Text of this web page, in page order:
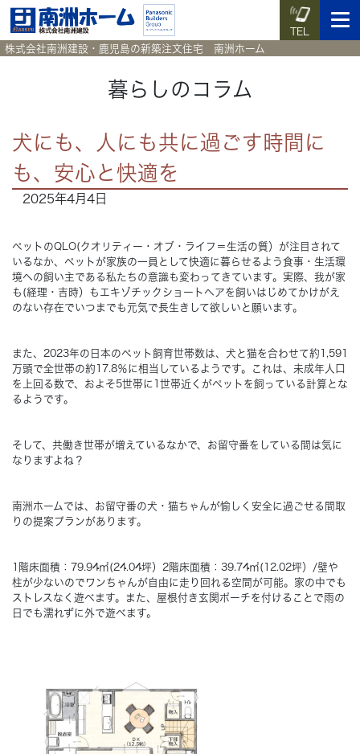
TEL
HOME ホーム
Works 施工実例集
Voice お客様の声
Blog 暮らしのコラム
Concept
Techno EX テクノストラクチャーEX
株式会社南洲建設・鹿児島の新築注文住宅 南洲ホーム
暮らしのコラム
犬にも、人にも共に過ごす時間に
も、安心と快適を
2025年4月4日
ペットのQLO(クオリティー・オブ・ライフ＝生活の質）が注目されて
いるなか、ペットが家族の一員として快適に暮らせるよう食事・生活環
境への飼い主である私たちの意識も変わってきています。実際、我が家
も(経理・吉時）もエキゾチックショートヘアを飼いはじめてかけがえ
のない存在でいつまでも元気で長生きして欲しいと願います。
また、2023年の日本のペット飼育世帯数は、犬と猫を合わせて約1,591
万頭で全世帯の約17.8％に相当しているようです。これは、未成年人口
を上回る数で、およそ5世帯に1世帯近くがペットを飼っている計算とな
るようです。
そして、共働き世帯が増えているなかで、お留守番をしている間は気に
なりますよね？
南洲ホームでは、お留守番の犬・猫ちゃんが愉しく安全に過ごせる間取
りの提案プランがあります。
1階床面積：79.94㎡(24.04坪）2階床面積：39.74㎡(12.02坪）/壁や
柱が少ないのでワンちゃんが自由に走り回れる空間が可能。家の中でも
ストレスなく遊べます。また、屋根付き玄関ポーチを付けることで雨の
日でも濡れずに外で遊べます。